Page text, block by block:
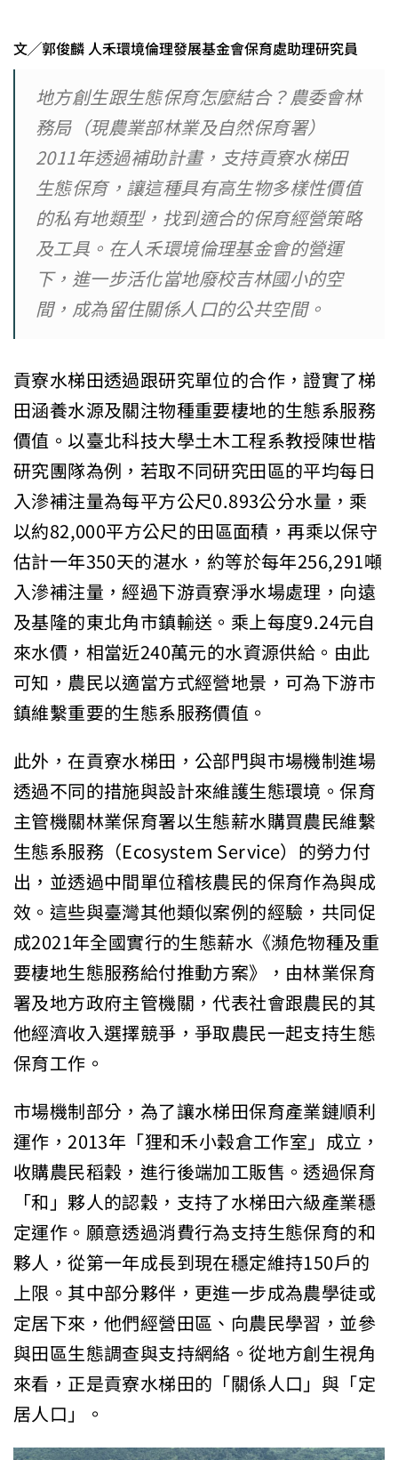
文╱郭俊麟 人禾環境倫理發展基金會保育處助理研究員
地方創生跟生態保育怎麼結合？農委會林
務局（現農業部林業及自然保育署）
2011年透過補助計畫，支持貢寮水梯田
生態保育，讓這種具有高生物多樣性價值
的私有地類型，找到適合的保育經營策略
及工具。在人禾環境倫理基金會的營運
下，進一步活化當地廢校吉林國小的空
間，成為留住關係人口的公共空間。
貢寮水梯田透過跟研究單位的合作，證實了梯
田涵養水源及關注物種重要棲地的生態系服務
價值。以臺北科技大學土木工程系教授陳世楷
研究團隊為例，若取不同研究田區的平均每日
入滲補注量為每平方公尺0.893公分水量，乘
以約82,000平方公尺的田區面積，再乘以保守
估計一年350天的湛水，約等於每年256,291噸
入滲補注量，經過下游貢寮淨水場處理，向遠
及基隆的東北角市鎮輸送。乘上每度9.24元自
來水價，相當近240萬元的水資源供給。由此
可知，農民以適當方式經營地景，可為下游市
鎮維繫重要的生態系服務價值。
此外，在貢寮水梯田，公部門與市場機制進場
透過不同的措施與設計來維護生態環境。保育
主管機關林業保育署以生態薪水購買農民維繫
生態系服務（Ecosystem Service）的勞力付
出，並透過中間單位稽核農民的保育作為與成
效。這些與臺灣其他類似案例的經驗，共同促
成2021年全國實行的生態薪水《瀕危物種及重
要棲地生態服務給付推動方案》，由林業保育
署及地方政府主管機關，代表社會跟農民的其
他經濟收入選擇競爭，爭取農民一起支持生態
保育工作。
市場機制部分，為了讓水梯田保育產業鏈順利
運作，2013年「狸和禾小穀倉工作室」成立，
收購農民稻穀，進行後端加工販售。透過保育
「和」夥人的認穀，支持了水梯田六級產業穩
定運作。願意透過消費行為支持生態保育的和
夥人，從第一年成長到現在穩定維持150戶的
上限。其中部分夥伴，更進一步成為農學徒或
定居下來，他們經營田區、向農民學習，並參
與田區生態調查與支持網絡。從地方創生視角
來看，正是貢寮水梯田的「關係人口」與「定
居人口」。